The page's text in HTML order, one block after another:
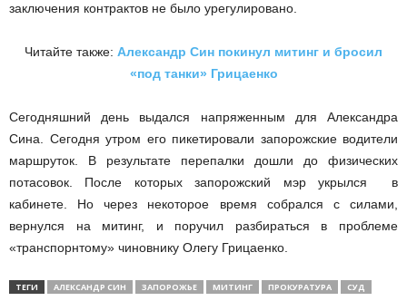
заключения контрактов не было урегулировано.
Читайте также: Александр Син покинул митинг и бросил
«под танки» Грицаенко
Сегодняшний день выдался напряженным для Александра
Сина. Сегодня утром его пикетировали запорожские водители
маршруток. В результате перепалки дошли до физических
потасовок. После которых запорожский мэр укрылся в
кабинете. Но через некоторое время собрался с силами,
вернулся на митинг, и поручил разбираться в проблеме
«транспорнтому» чиновнику Олегу Грицаенко.
ТЕГИ АЛЕКСАНДР СИН ЗАПОРОЖЬЕ МИТИНГ ПРОКУРАТУРА СУД